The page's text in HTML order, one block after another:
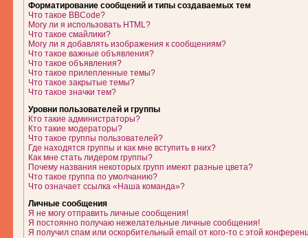
Форматирование сообщений и типы создаваемых тем
Что такое BBCode?
Могу ли я использовать HTML?
Что такое смайлики?
Могу ли я добавлять изображения к сообщениям?
Что такое важные объявления?
Что такое объявления?
Что такое прилепленные темы?
Что такое закрытые темы?
Что такое значки тем?
Уровни пользователей и группы
Кто такие администраторы?
Кто такие модераторы?
Что такое группы пользователей?
Где находятся группы и как мне вступить в них?
Как мне стать лидером группы?
Почему названия некоторых групп имеют разные цвета?
Что такое группа по умолчанию?
Что означает ссылка «Наша команда»?
Личные сообщения
Я не могу отправить личные сообщения!
Я постоянно получаю нежелательные личные сообщения!
Я получил спам или оскорбительный email от кого-то с этой